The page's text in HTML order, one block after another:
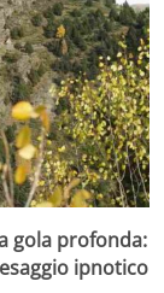
gola profonda:
ipnotico